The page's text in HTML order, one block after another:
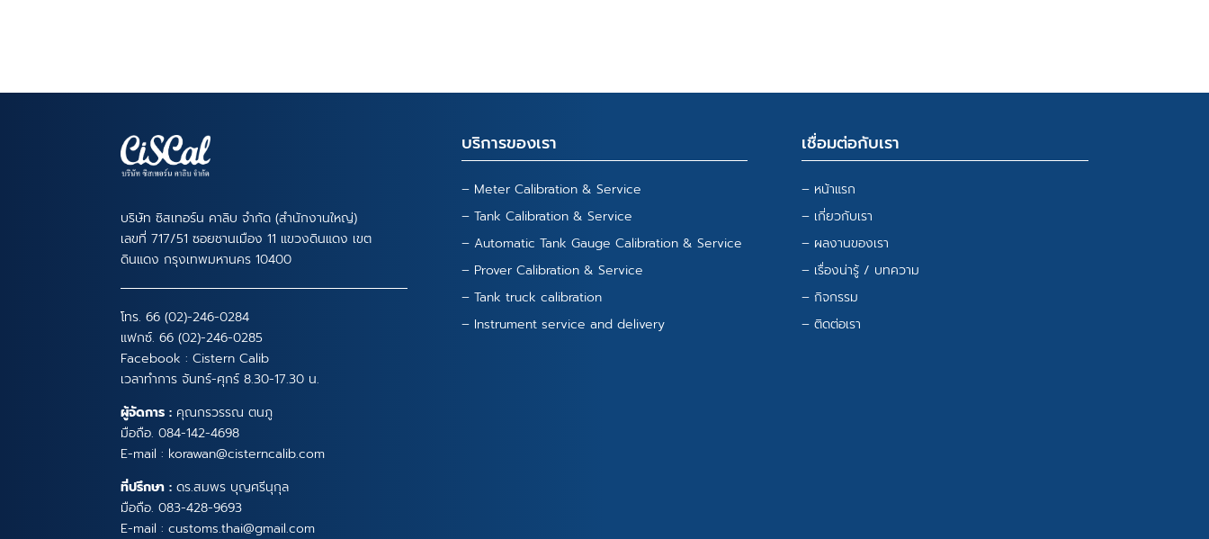
บริษัท ซิสเทอร์น คาลิบ จำกัด (สำนักงานใหญ่)
เลขที่ 717/51 ซอยชานเมือง 11 แขวงดินแดง เขต
ดินแดง กรุงเทพมหานคร 10400
โทร.66 (02)-246-0284
แฟกซ์. 66 (02)-246-0285
Facebook :Cistern Calib
เวลาทำการ จันทร์-ศุกร์ 8.30-17.30 น.
ผู้จัดการ : คุณกรวรรณ ตนภู
มือถือ.084-142-4698
E-mail : korawan@cisterncalib.com
ที่ปรึกษา : ดร.สมพร บุญศรีนุกุล
มือถือ.083-428-9693
E-mail :customs.thai@gmail.com
บริการของเรา
– Meter Calibration & Service
– Tank Calibration & Service
– Automatic Tank Gauge Calibration & Service
– Prover Calibration & Service
– Tank truck calibration
– Instrument service and delivery
เชื่อมต่อกับเรา
– หน้าแรก
– เกี่ยวกับเรา
– ผลงานของเรา
– เรื่องน่ารู้ / บทความ
– กิจกรรม
– ติดต่อเรา